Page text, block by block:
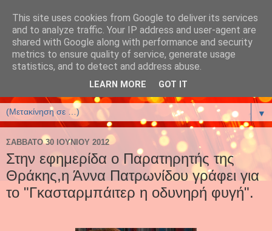
έλενα αρτζανίδου-helena
artzanidou
Βιβλία και Βιβλιοφιλία
▼
ΣΆΒΒΑΤΟ 30 ΙΟΥΝΊΟΥ 2012
Στην εφημερίδα ο Παρατηρητής της
Θράκης,η Άννα Πατρωνίδου γράφει για
το "Γκασταρμπάιτερ η οδυνηρή φυγή".
This site uses cookies from Google to deliver its services
and to analyze traffic. Your IP address and user-agent are
shared with Google along with performance and security
metrics to ensure quality of service, generate usage
statistics, and to detect and address abuse.
LEARN MORE GOT IT